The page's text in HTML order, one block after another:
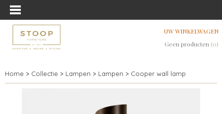
UW WINKELWAGEN
Geen producten (0)
Home > Collectie > Lampen > Lampen > Cooper wall lamp